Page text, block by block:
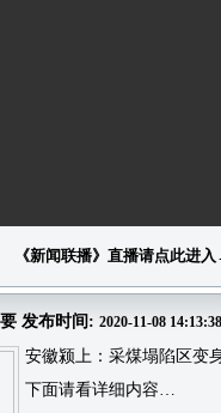
《新闻联播》直播请点此进
发布时间: 2020-11-08 14:13:38
安徽颍上：采煤塌陷区变
下面请看详细内容…